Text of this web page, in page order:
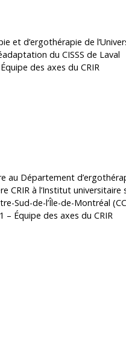
et d’ergothérapie de
du CISSS de Laval
des axes du CRIR
S'OUVRIRA DANS UNE
au Département
CRIR à l’Institut
Sud-de-l’Île-de-Montréal
– Équipe des axes du CRIR
S'OUVRIRA DANS UNE